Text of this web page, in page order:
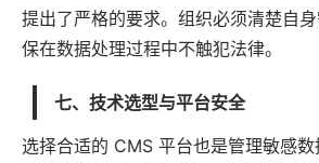
提出了严格的要求。组织必须清楚自
保在数据处理过程中不触犯法律。
七、技术选型与平台安全
选择合适的 CMS 平台也是管理敏感